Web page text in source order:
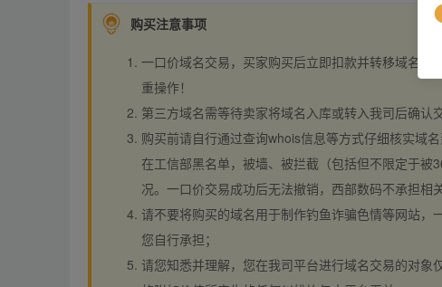
购买注意事项
一口价域名交易，买家购买后立即扣款并转移域名
重操作！
第三方域名需等待卖家将域名入库或转入我司后确认
购买前请自行通过查询whois信息等方式仔细核实域
在工信部黑名单，被墙、被拦截（包括但不限定于
况。一口价交易成功后无法撤销，西部数码不承担相
请不要将购买的域名用于制作钓鱼诈骗色情等网站
您自行承担；
请您知悉并理解，您在我司平台进行域名交易的对象